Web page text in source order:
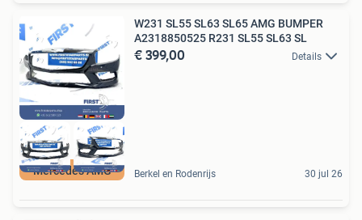
Mercedes AMG
W231 SL55 SL63 SL65 AMG BUMPER
A2318850525 R231 SL55 SL63 SL
€ 399,00 Details
Berkel en Rodenrijs 30 jul 26